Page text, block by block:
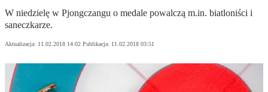
W niedzielę w Pjongczangu o medale powalczą m.in. biatloniści i
saneczkarze.
Aktualizacja: 11.02.2018 14:02 Publikacja: 11.02.2018 03:51